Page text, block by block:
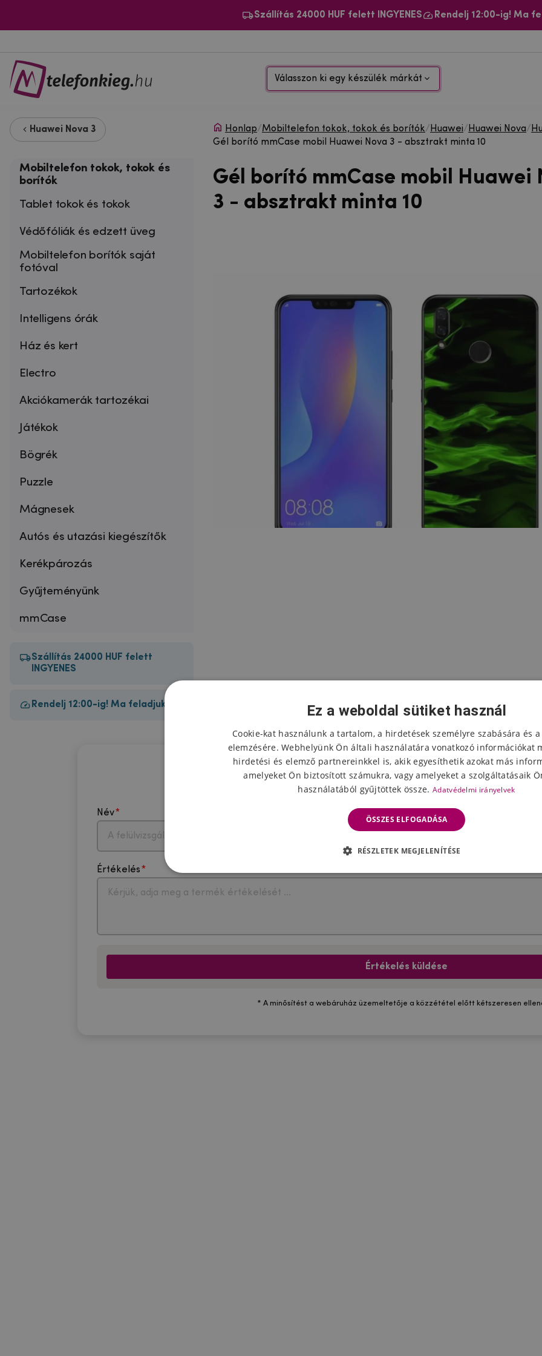
Szállítás 24000 HUF felett INGYENES Rendelj 12:00-ig! Ma
Válasszon ki egy készülék márkát
Huawei Nova 3
Mobiltelefon tokok, tokok és
borítók
Tablet tokok és tokok
Védőfóliák és edzett üveg
Mobiltelefon borítók saját
fotóval
Tartozékok
Intelligens órák
Ház és kert
Electro
Akciókamerák tartozékai
Játékok
Bögrék
Puzzle
Mágnesek
Autós és utazási kiegészítők
Kerékpározás
Gyűjteményünk
mmCase
Szállítás 24000 HUF felett
INGYENES
Rendelj 12:00-ig! Ma feladjuk!
Honlap/Mobiltelefon tokok, tokok és borítók/ Huawei/ Huawei Nova/
Gél borító mmCase mobil Huawei Nova 3 - absztrakt minta 10
Gél borító mmCase mobil Huawei
3 - absztrakt minta 10
A termék értékelése
Név Válassza ki a csillagok számát
Értékelés
Értékelés küldése
* A minősítést a webáruház üzemeltetője a közzététel előtt kétszeresen
Ez a weboldal sütiket használ
Cookie-kat használunk a tartalom, a hirdetések személyre szabására és
elemzésére. Webhelyünk Ön általi használatára vonatkozó információkat
hirdetési és elemző partnereinkkel is, akik egyesíthetik azokat más
amelyeket Ön biztosított számukra, vagy amelyeket a szolgáltatásaik
használatából gyűjtöttek össze. Adatvédelmi irányelvek
ÖSSZES ELFOGADÁSA
RÉSZLETEK MEGJELENÍTÉSE